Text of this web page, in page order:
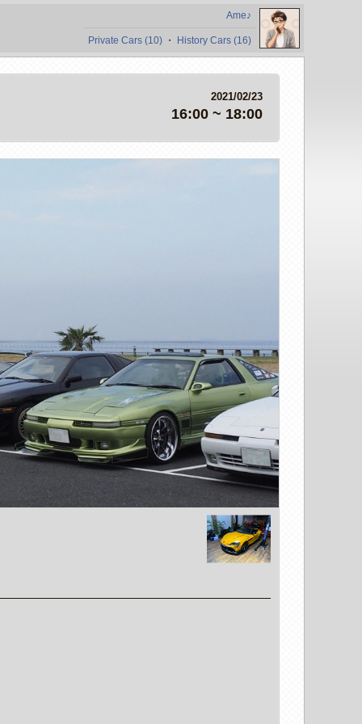
Ame♪
Private Cars (10) ・ History Cars (16)
2021/02/23
16:00 ~ 18:00